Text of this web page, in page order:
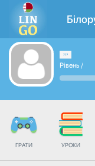
Рівень /
ГРАТИ УРОКИ